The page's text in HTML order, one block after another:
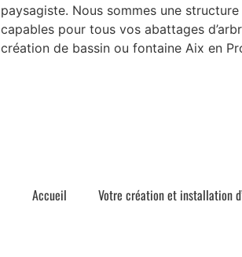
paysagiste. Nous sommes une
capables pour tous vos abattages
création de bassin ou fontaine Aix en
Accueil Votre création et installation